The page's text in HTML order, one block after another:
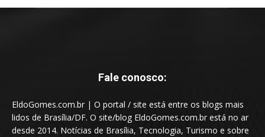
Fale conosco:
EldoGomes.com.br | O portal / site está entre os blogs mais
lidos de Brasília/DF. O site/blog EldoGomes.com.br está no ar
desde 2014. Notícias de Brasília, Tecnologia, Turismo e sobre